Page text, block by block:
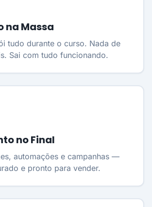
na Massa
tudo durante o curso. Nada de
Sai com tudo funcionando.
no Final
automações e campanhas —
e pronto para vender.